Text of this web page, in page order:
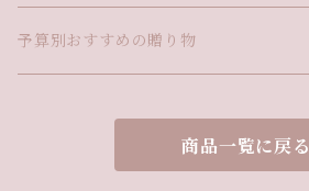
予算別おすすめの贈り物
商品一覧に戻る